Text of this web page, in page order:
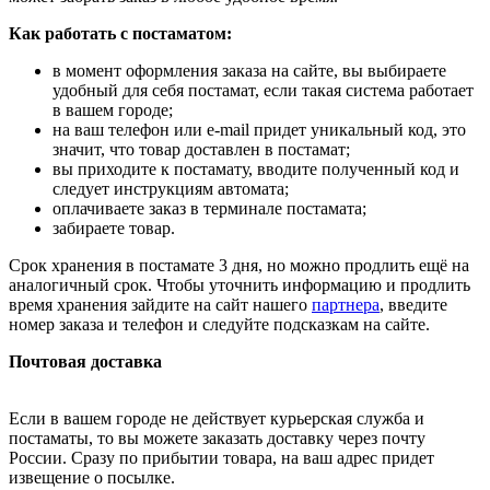
Как работать с постаматом:
в момент оформления заказа на сайте, вы выбираете
удобный для себя постамат, если такая система работает
в вашем городе;
на ваш телефон или e-mail придет уникальный код, это
значит, что товар доставлен в постамат;
вы приходите к постамату, вводите полученный код и
следует инструкциям автомата;
оплачиваете заказ в терминале постамата;
забираете товар.
Срок хранения в постамате 3 дня, но можно продлить ещё на
аналогичный срок. Чтобы уточнить информацию и продлить
время хранения зайдите на сайт нашего партнера, введите
номер заказа и телефон и следуйте подсказкам на сайте.
Почтовая доставка
Если в вашем городе не действует курьерская служба и
постаматы, то вы можете заказать доставку через почту
России. Сразу по прибытии товара, на ваш адрес придет
извещение о посылке.